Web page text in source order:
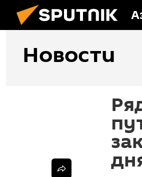
Новости